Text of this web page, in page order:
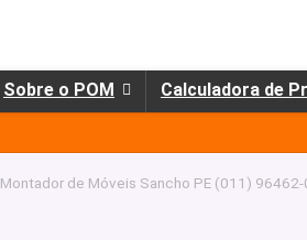
Sobre o POM Calculadora de
Montador de Móveis Sancho PE (011)